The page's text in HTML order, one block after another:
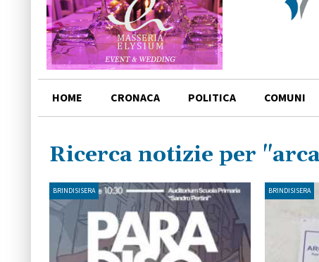
HOME CRONACA POLITICA COMUNI
Ricerca notizie per
BRINDISISERA BRINDISISERA